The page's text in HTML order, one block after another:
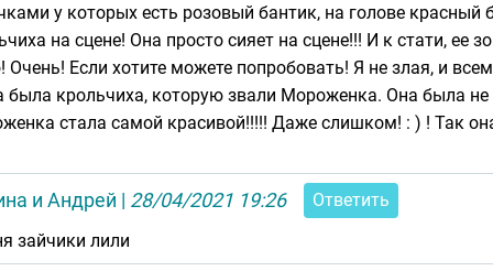
у которых есть розовый бантик, на голове
на сцене! Она просто сияет на сцене!!! И к стати,
Очень! Если хотите можете попробовать! Я не злая, и
крольчиха, которую звали Мороженка. Она была
стала самой красивой!!!!! Даже слишком! : ) ! Так
и Андрей | 28/04/2021 19:26
Ответить
зайчики лили